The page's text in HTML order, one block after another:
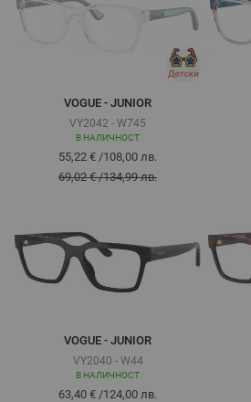
VOGUE - JUNIOR
VY2042 - W745
В НАЛИЧНОСТ
55,22 € /108,00 лв.
69,02 €/134,99 лв.
VOGUE - JUNIOR
VY2040 - W44
В НАЛИЧНОСТ
63,40 € /124,00 лв.